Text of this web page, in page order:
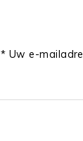
* Uw e-